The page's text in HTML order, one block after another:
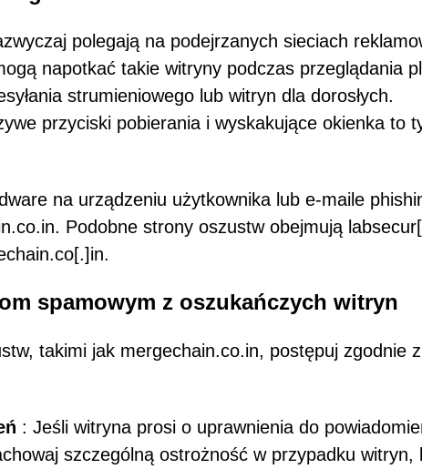
polegają na podejrzanych sieciach
napotkać takie witryny podczas przeglądania
strumieniowego lub witryn dla dorosłych.
przyciski pobierania i wyskakujące okienka to
na urządzeniu użytkownika lub e-maile
Podobne strony oszustw obejmują
spamowym z oszukańczych witryn
takimi jak mergechain.co.in, postępuj zgodnie z
: Jeśli witryna prosi o uprawnienia do
szczególną ostrożność w przypadku witryn,